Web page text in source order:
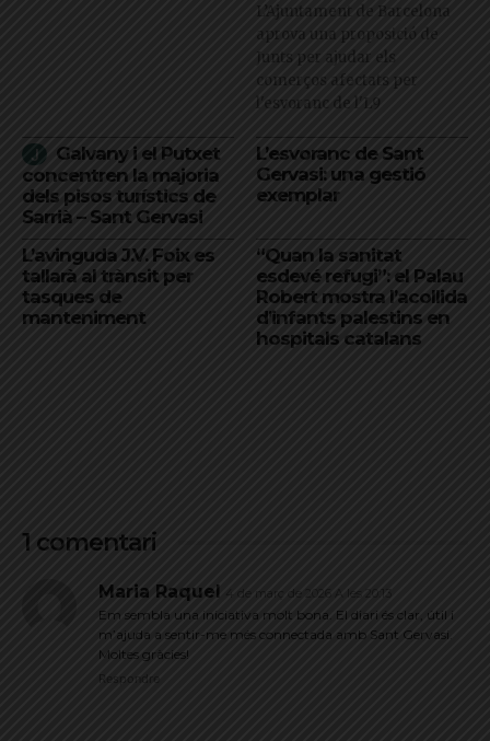
L’Ajuntament de Barcelona
aprova una proposició de
Junts per ajudar els
comerços afectats per
l'esvoranc de l'L9
Galvany i el Putxet
concentren la majoria
dels pisos turístics de
Sarrià – Sant Gervasi
L’esvoranc de Sant
Gervasi: una gestió
exemplar
L’avinguda J.V. Foix es
tallarà al trànsit per
tasques de
manteniment
“Quan la sanitat
esdevé refugi”: el Palau
Robert mostra l’acollida
d’infants palestins en
hospitals catalans
1 comentari
Maria Raquel 4 de març de 2026 A les 20:13
Em sembla una iniciativa molt bona. El diari és clar, útil i
m’ajuda a sentir-me més connectada amb Sant Gervasi.
Moltes gràcies!
Respondre